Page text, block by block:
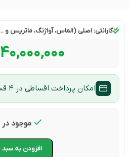
گارانتی: اصلی (الماس، آواژنگ، ماتریس و
۴۰,۰۰۰,۰۰۰
امکان پرداخت اقساطی در ۴ قسط
موجود در
افزودن به